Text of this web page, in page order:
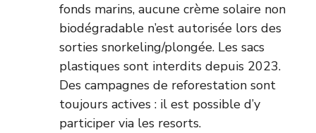
fonds marins, aucune crème solaire non
biodégradable n’est autorisée lors des
sorties snorkeling/plongée. Les sacs
plastiques sont interdits depuis 2023.
Des campagnes de reforestation sont
toujours actives : il est possible d’y
participer via les resorts.